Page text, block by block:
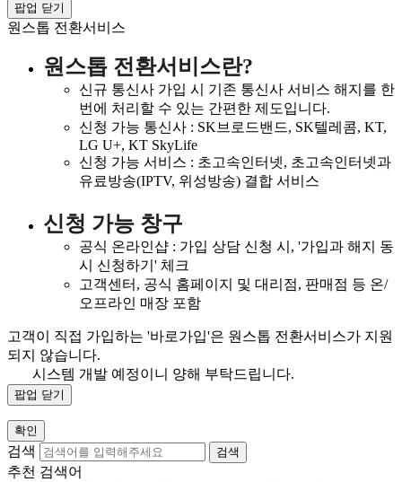
팝업 닫기
원스톱 전환서비스
원스톱 전환서비스란?
신규 통신사 가입 시 기존 통신사 서비스 해지를 한
번에 처리할 수 있는 간편한 제도입니다.
신청 가능 통신사 : SK브로드밴드, SK텔레콤, KT,
LG U+, KT SkyLife
신청 가능 서비스 : 초고속인터넷, 초고속인터넷과
유료방송(IPTV, 위성방송) 결합 서비스
신청 가능 창구
공식 온라인샵 : 가입 상담 신청 시, '가입과 해지 동
시 신청하기' 체크
고객센터, 공식 홈페이지 및 대리점, 판매점 등 온/
오프라인 매장 포함
고객이 직접 가입하는 '바로가입'은 원스톱 전환서비스가 지원
되지 않습니다.
시스템 개발 예정이니 양해 부탁드립니다.
팝업 닫기
확인
검색 검색
추천 검색어